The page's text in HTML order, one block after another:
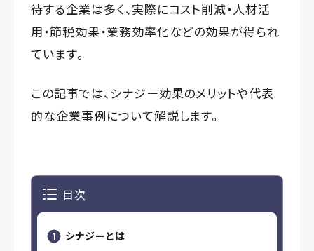
待する企業は多く、実際にコスト削減・人材活
用・節税効果・業務効率化などの効果が得られ
ています。
この記事では、シナジー効果のメリットや代表
的な企業事例について解説します。
目次
シナジーとは